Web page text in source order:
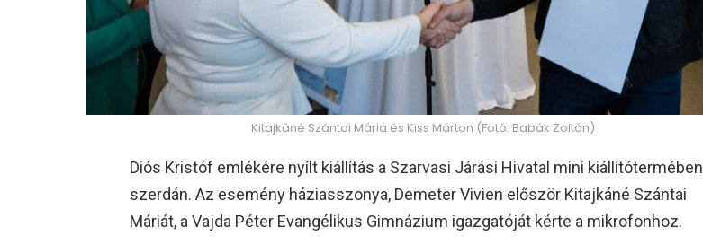
Kitajkáné Szántai Mária és Kiss Márton (Fotó: Babák Zoltán)
Diós Kristóf emlékére nyílt kiállítás a Szarvasi Járási Hivatal mini kiállítótermében
szerdán. Az esemény háziasszonya, Demeter Vivien először Kitajkáné Szántai
Máriát, a Vajda Péter Evangélikus Gimnázium igazgatóját kérte a mikrofonhoz.